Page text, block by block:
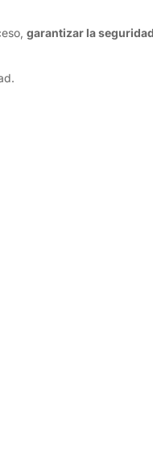
garantizar la